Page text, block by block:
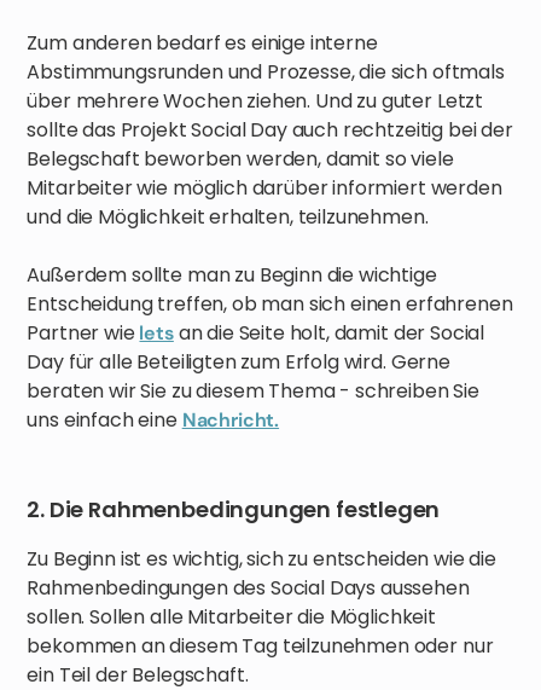
Zum anderen bedarf es einige interne
Abstimmungsrunden und Prozesse, die sich oftmals
über mehrere Wochen ziehen. Und zu guter Letzt
sollte das Projekt Social Day auch rechtzeitig bei der
Belegschaft beworben werden, damit so viele
Mitarbeiter wie möglich darüber informiert werden
und die Möglichkeit erhalten, teilzunehmen.
Außerdem sollte man zu Beginn die wichtige
Entscheidung treffen, ob man sich einen erfahrenen
Partner wieletsan die Seite holt, damit der Social
Day für alle Beteiligten zum Erfolg wird. Gerne
beraten wir Sie zu diesem Thema - schreiben Sie
uns einfach eine Nachricht.
2. Die Rahmenbedingungen festlegen
Zu Beginn ist es wichtig, sich zu entscheiden wie die
Rahmenbedingungen des Social Days aussehen
sollen. Sollen alle Mitarbeiter die Möglichkeit
bekommen an diesem Tag teilzunehmen oder nur
ein Teil der Belegschaft.